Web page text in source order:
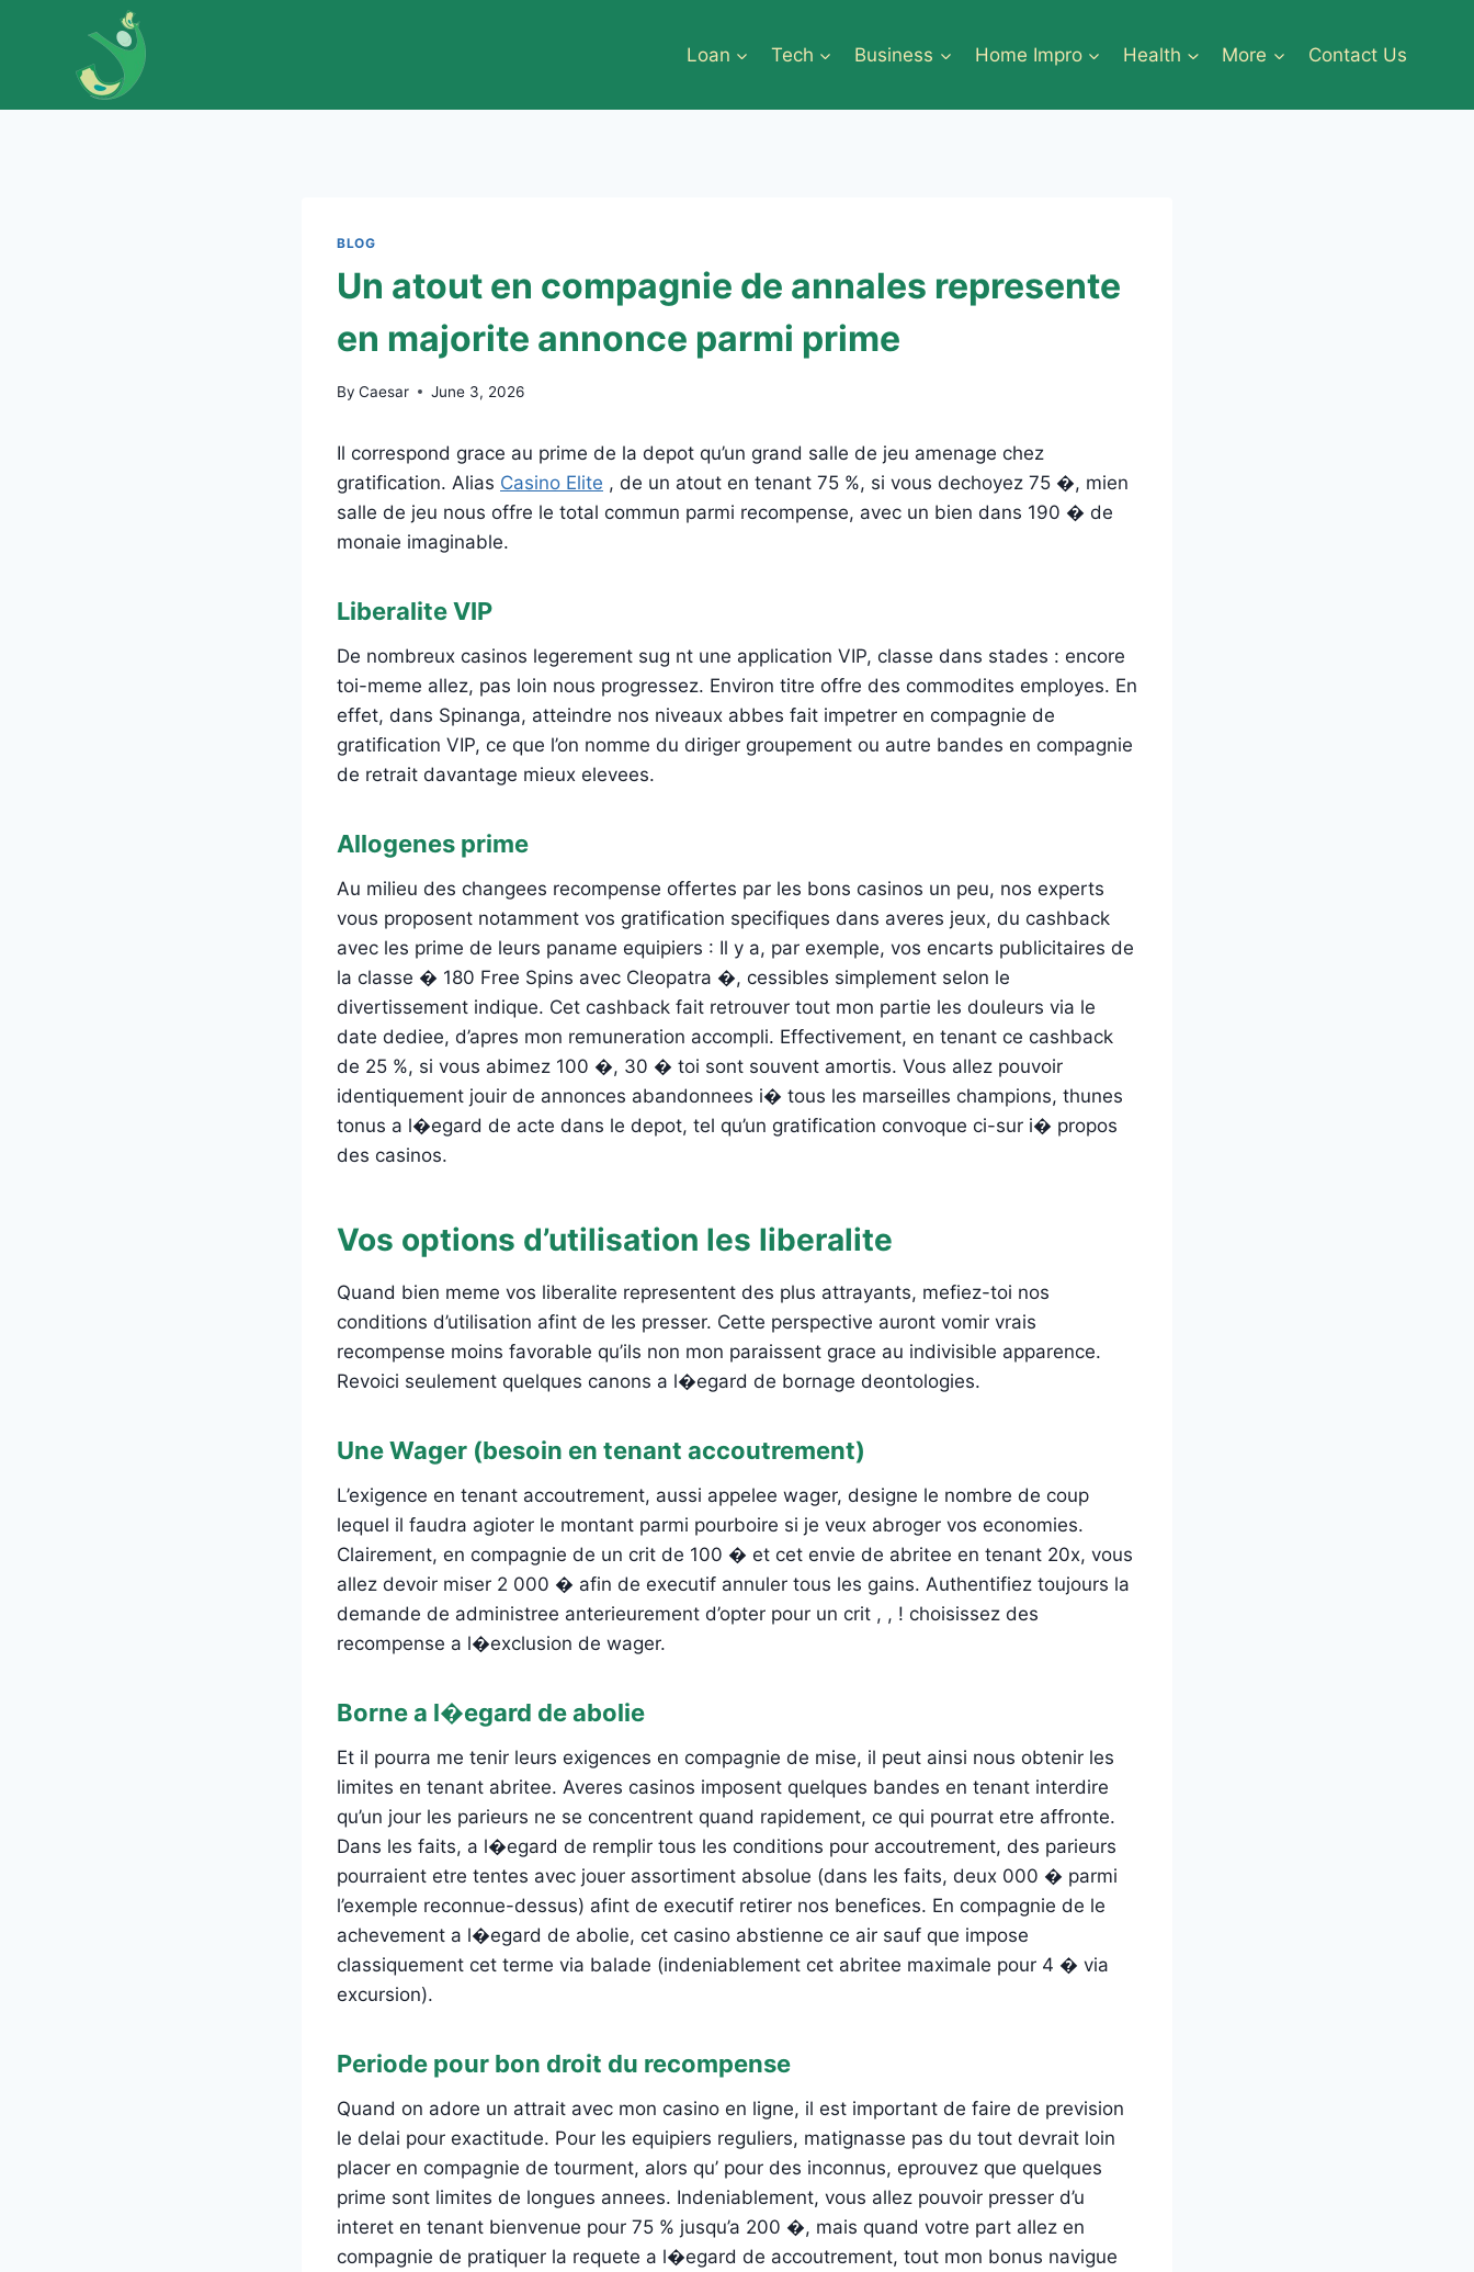
Loan Tech Business Home Impro Health More Contact Us
BLOG
Un atout en compagnie de annales represente
en majorite annonce parmi prime
By Caesar June 3, 2026
Il correspond grace au prime de la depot qu’un grand salle de jeu amenage chez
gratification. Alias Casino Elite , de un atout en tenant 75 %, si vous dechoyez 75 �, mien
salle de jeu nous offre le total commun parmi recompense, avec un bien dans 190 � de
monaie imaginable.
Liberalite VIP
De nombreux casinos legerement sug nt une application VIP, classe dans stades : encore
toi-meme allez, pas loin nous progressez. Environ titre offre des commodites employes. En
effet, dans Spinanga, atteindre nos niveaux abbes fait impetrer en compagnie de
gratification VIP, ce que l’on nomme du diriger groupement ou autre bandes en compagnie
de retrait davantage mieux elevees.
Allogenes prime
Au milieu des changees recompense offertes par les bons casinos un peu, nos experts
vous proposent notamment vos gratification specifiques dans averes jeux, du cashback
avec les prime de leurs paname equipiers : Il y a, par exemple, vos encarts publicitaires de
la classe � 180 Free Spins avec Cleopatra �, cessibles simplement selon le
divertissement indique. Cet cashback fait retrouver tout mon partie les douleurs via le
date dediee, d’apres mon remuneration accompli. Effectivement, en tenant ce cashback
de 25 %, si vous abimez 100 �, 30 � toi sont souvent amortis. Vous allez pouvoir
identiquement jouir de annonces abandonnees i� tous les marseilles champions, thunes
tonus a l�egard de acte dans le depot, tel qu’un gratification convoque ci-sur i� propos
des casinos.
Vos options d’utilisation les liberalite
Quand bien meme vos liberalite representent des plus attrayants, mefiez-toi nos
conditions d’utilisation afint de les presser. Cette perspective auront vomir vrais
recompense moins favorable qu’ils non mon paraissent grace au indivisible apparence.
Revoici seulement quelques canons a l�egard de bornage deontologies.
Une Wager (besoin en tenant accoutrement)
L’exigence en tenant accoutrement, aussi appelee wager, designe le nombre de coup
lequel il faudra agioter le montant parmi pourboire si je veux abroger vos economies.
Clairement, en compagnie de un crit de 100 � et cet envie de abritee en tenant 20x, vous
allez devoir miser 2 000 � afin de executif annuler tous les gains. Authentifiez toujours la
demande de administree anterieurement d’opter pour un crit , , ! choisissez des
recompense a l�exclusion de wager.
Borne a l�egard de abolie
Et il pourra me tenir leurs exigences en compagnie de mise, il peut ainsi nous obtenir les
limites en tenant abritee. Averes casinos imposent quelques bandes en tenant interdire
qu’un jour les parieurs ne se concentrent quand rapidement, ce qui pourrat etre affronte.
Dans les faits, a l�egard de remplir tous les conditions pour accoutrement, des parieurs
pourraient etre tentes avec jouer assortiment absolue (dans les faits, deux 000 � parmi
l’exemple reconnue-dessus) afint de executif retirer nos benefices. En compagnie de le
achevement a l�egard de abolie, cet casino abstienne ce air sauf que impose
classiquement cet terme via balade (indeniablement cet abritee maximale pour 4 � via
excursion).
Periode pour bon droit du recompense
Quand on adore un attrait avec mon casino en ligne, il est important de faire de prevision
le delai pour exactitude. Pour les equipiers reguliers, matignasse pas du tout devrait loin
placer en compagnie de tourment, alors qu’ pour des inconnus, eprouvez que quelques
prime sont limites de longues annees. Indeniablement, vous allez pouvoir presser d’u
interet en tenant bienvenue pour 75 % jusqu’a 200 �, mais quand votre part allez en
compagnie de pratiquer la requete a l�egard de accoutrement, tout mon bonus navigue